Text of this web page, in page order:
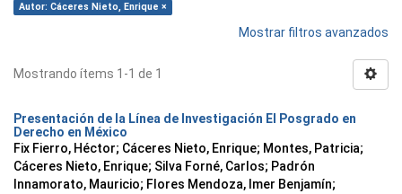
Autor: Cáceres Nieto, Enrique ×
Mostrar filtros avanzados
Mostrando ítems 1-1 de 1
Presentación de la Línea de Investigación El Posgrado en
Derecho en México
Fix Fierro, Héctor; Cáceres Nieto, Enrique; Montes, Patricia;
Cáceres Nieto, Enrique; Silva Forné, Carlos; Padrón
Innamorato, Mauricio; Flores Mendoza, Imer Benjamín;